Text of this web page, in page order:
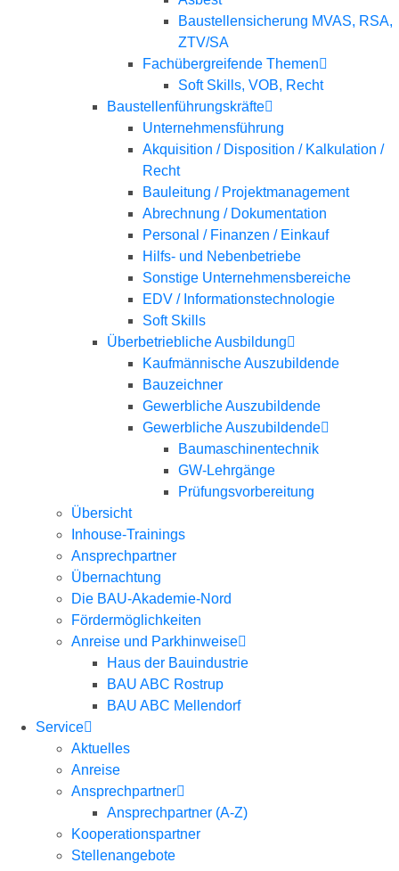
Baustellensicherung MVAS, RSA,
ZTV/SA
Fachübergreifende Themen
Soft Skills, VOB, Recht
Baustellenführungskräfte
Unternehmensführung
Akquisition / Disposition / Kalkulation /
Recht
Bauleitung / Projektmanagement
Abrechnung / Dokumentation
Personal / Finanzen / Einkauf
Hilfs- und Nebenbetriebe
Sonstige Unternehmensbereiche
EDV / Informationstechnologie
Soft Skills
Überbetriebliche Ausbildung
Kaufmännische Auszubildende
Bauzeichner
Gewerbliche Auszubildende
Gewerbliche Auszubildende
Baumaschinentechnik
GW-Lehrgänge
Prüfungsvorbereitung
Übersicht
Inhouse-Trainings
Ansprechpartner
Übernachtung
Die BAU-Akademie-Nord
Fördermöglichkeiten
Anreise und Parkhinweise
Haus der Bauindustrie
BAU ABC Rostrup
BAU ABC Mellendorf
Service
Aktuelles
Anreise
Ansprechpartner
Ansprechpartner (A-Z)
Kooperationspartner
Stellenangebote